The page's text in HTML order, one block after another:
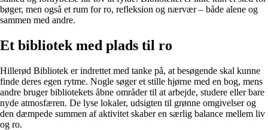
bøger, men også et rum for ro, refleksion og nærvær – både alene og
sammen med andre.
Et bibliotek med plads til ro
Hillerød Bibliotek er indrettet med tanke på, at besøgende skal kunne
finde deres egen rytme. Nogle søger et stille hjørne med en bog, mens
andre bruger bibliotekets åbne områder til at arbejde, studere eller bare
nyde atmosfæren. De lyse lokaler, udsigten til grønne omgivelser og
den dæmpede summen af aktivitet skaber en særlig balance mellem liv
og ro.